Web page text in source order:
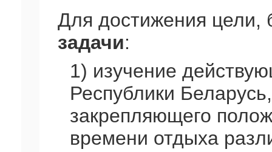
Для достижения
задачи:
1) изучение
Республики
закрепляющего
времени отдыха